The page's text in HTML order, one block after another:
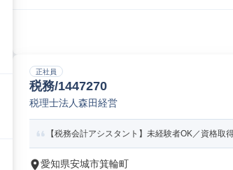
正社員
税務/1447270
税理士法人森田経営
【税務会計アシスタント】未経験者OK／資格
愛知県安城市箕輪町